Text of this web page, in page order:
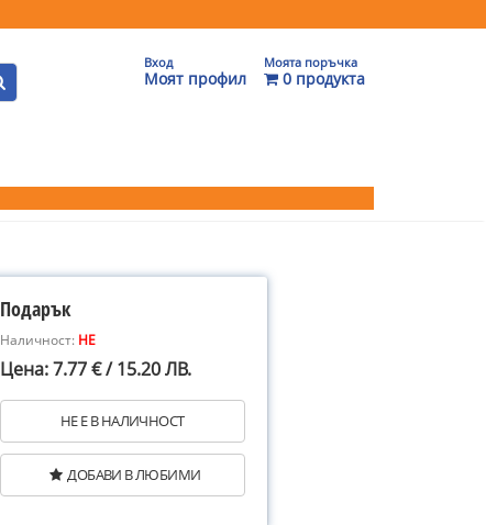
Вход
Моят профил
Моята поръчка
0 продукта
Подарък
Наличност: НЕ
Цена: 7.77 € / 15.20 ЛВ.
НЕ Е В НАЛИЧНОСТ
ДОБАВИ В ЛЮБИМИ